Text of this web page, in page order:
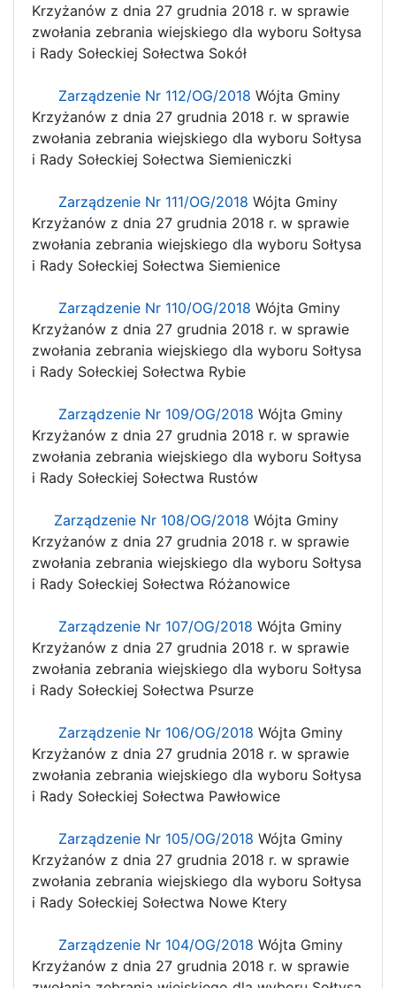
Krzyżanów z dnia 27 grudnia 2018 r. w sprawie
zwołania zebrania wiejskiego dla wyboru Sołtysa
i Rady Sołeckiej Sołectwa Sokół
Zarządzenie Nr 112/OG/2018 Wójta Gminy
Krzyżanów z dnia 27 grudnia 2018 r. w sprawie
zwołania zebrania wiejskiego dla wyboru Sołtysa
i Rady Sołeckiej Sołectwa Siemieniczki
Zarządzenie Nr 111/OG/2018 Wójta Gminy
Krzyżanów z dnia 27 grudnia 2018 r. w sprawie
zwołania zebrania wiejskiego dla wyboru Sołtysa
i Rady Sołeckiej Sołectwa Siemienice
Zarządzenie Nr 110/OG/2018 Wójta Gminy
Krzyżanów z dnia 27 grudnia 2018 r. w sprawie
zwołania zebrania wiejskiego dla wyboru Sołtysa
i Rady Sołeckiej Sołectwa Rybie
Zarządzenie Nr 109/OG/2018 Wójta Gminy
Krzyżanów z dnia 27 grudnia 2018 r. w sprawie
zwołania zebrania wiejskiego dla wyboru Sołtysa
i Rady Sołeckiej Sołectwa Rustów
Zarządzenie Nr 108/OG/2018 Wójta Gminy
Krzyżanów z dnia 27 grudnia 2018 r. w sprawie
zwołania zebrania wiejskiego dla wyboru Sołtysa
i Rady Sołeckiej Sołectwa Różanowice
Zarządzenie Nr 107/OG/2018 Wójta Gminy
Krzyżanów z dnia 27 grudnia 2018 r. w sprawie
zwołania zebrania wiejskiego dla wyboru Sołtysa
i Rady Sołeckiej Sołectwa Psurze
Zarządzenie Nr 106/OG/2018 Wójta Gminy
Krzyżanów z dnia 27 grudnia 2018 r. w sprawie
zwołania zebrania wiejskiego dla wyboru Sołtysa
i Rady Sołeckiej Sołectwa Pawłowice
Zarządzenie Nr 105/OG/2018 Wójta Gminy
Krzyżanów z dnia 27 grudnia 2018 r. w sprawie
zwołania zebrania wiejskiego dla wyboru Sołtysa
i Rady Sołeckiej Sołectwa Nowe Ktery
Zarządzenie Nr 104/OG/2018 Wójta Gminy
Krzyżanów z dnia 27 grudnia 2018 r. w sprawie